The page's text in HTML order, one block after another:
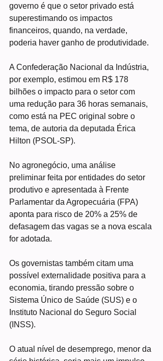
governo é que o setor privado está
superestimando os impactos
financeiros, quando, na verdade,
poderia haver ganho de produtividade.
A Confederação Nacional da Indústria,
por exemplo, estimou em R$ 178
bilhões o impacto para o setor com
uma redução para 36 horas semanais,
como está na PEC original sobre o
tema, de autoria da deputada Érica
Hilton (PSOL-SP).
No agronegócio, uma análise
preliminar feita por entidades do setor
produtivo e apresentada à Frente
Parlamentar da Agropecuária (FPA)
aponta para risco de 20% a 25% de
defasagem das vagas se a nova escala
for adotada.
Os governistas também citam uma
possível externalidade positiva para a
economia, tirando pressão sobre o
Sistema Único de Saúde (SUS) e o
Instituto Nacional do Seguro Social
(INSS).
O atual nível de desemprego, menor da